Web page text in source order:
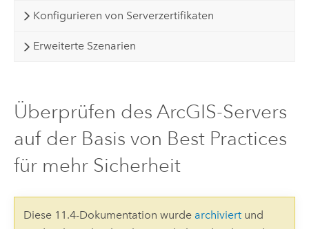
Konfigurieren von Serverzertifikaten
Erweiterte Szenarien
Überprüfen des ArcGIS-Servers
auf der Basis von Best Practices
für mehr Sicherheit
Diese 11.4-Dokumentation wurde archiviertund